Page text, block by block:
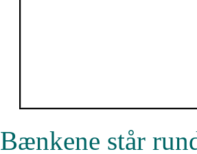
Bænkene står